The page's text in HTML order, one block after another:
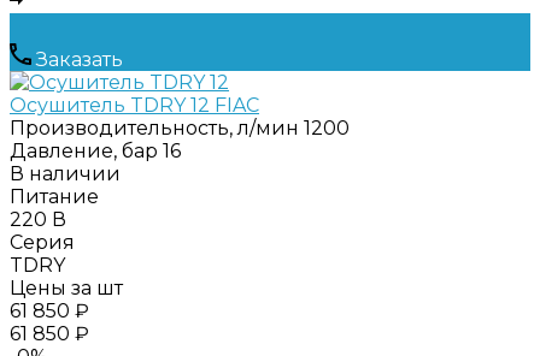
Заказать
Осушитель TDRY 12 FIAC
Производительность, л/мин 1200
Давление, бар 16
В наличии
Питание
220 В
Серия
TDRY
Цены за шт
61 850 ₽
61 850 ₽